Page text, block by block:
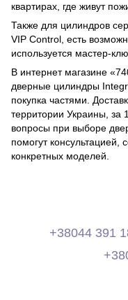
квартирах, где живут
Также для цилиндров
VIP Control, есть
используется мастер-
В интернет магазине
дверные цилиндры
покупка частями.
территории Украины, за
вопросы при выборе
помогут консультацией,
конкретных моделей.
+38044 391